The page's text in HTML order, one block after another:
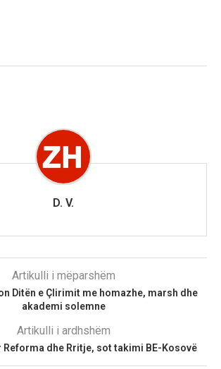
D. V.
Artikulli i mëparshëm
Ditën e Çlirimit me homazhe, marsh dhe
akademi solemne
Artikulli i ardhshëm
Reforma dhe Rritje, sot takimi BE-Kosovë